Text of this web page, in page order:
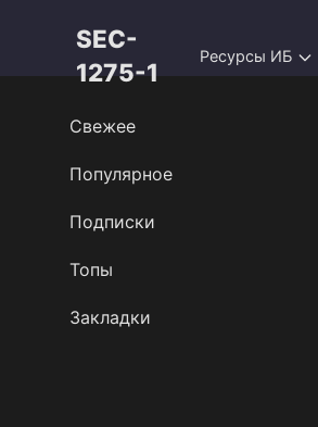
SEC-
1275-1
Ресурсы ИБ
Свежее
Популярное
Подписки
Топы
Закладки